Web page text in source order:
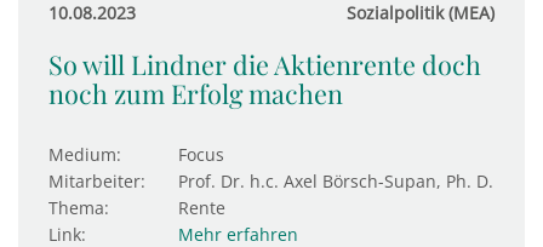
10.08.2023 Sozialpolitik (MEA)
So will Lindner die Aktienrente doch
noch zum Erfolg machen
Medium:
Focus
Mitarbeiter:
Prof. Dr. h.c. Axel Börsch-Supan, Ph. D.
Thema:
Rente
Link:
Mehr erfahren